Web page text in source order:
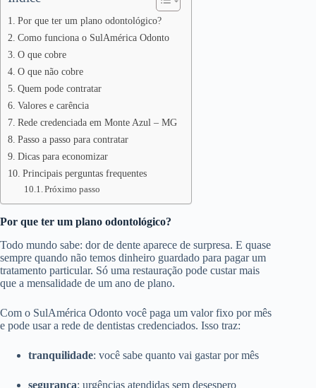
Por que ter um plano odontológico?
Como funciona o SulAmérica Odonto
O que cobre
O que não cobre
Quem pode contratar
Valores e carência
Rede credenciada em Monte Azul – MG
Passo a passo para contratar
Dicas para economizar
Principais perguntas frequentes
Próximo passo
Por que ter um plano odontológico?
Todo mundo sabe: dor de dente aparece de surpresa. E quase
sempre quando não temos dinheiro guardado para pagar um
tratamento particular. Só uma restauração pode custar mais
que a mensalidade de um ano de plano.
Com o SulAmérica Odonto você paga um valor fixo por mês
e pode usar a rede de dentistas credenciados. Isso traz:
tranquilidade: você sabe quanto vai gastar por mês
segurança: urgências atendidas sem desespero